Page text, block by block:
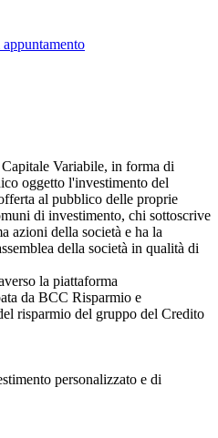
Variabile, in forma di
oggetto l'investimento del
al pubblico delle proprie
di investimento, chi sottoscrive
azioni della società e ha la
della società in qualità di
la piattaforma
da BCC Risparmio e
risparmio del gruppo del Credito
personalizzato e di